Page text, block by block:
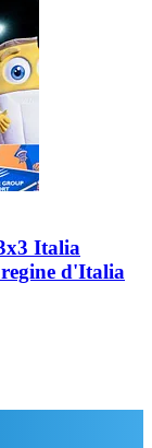
Italia
d'Italia